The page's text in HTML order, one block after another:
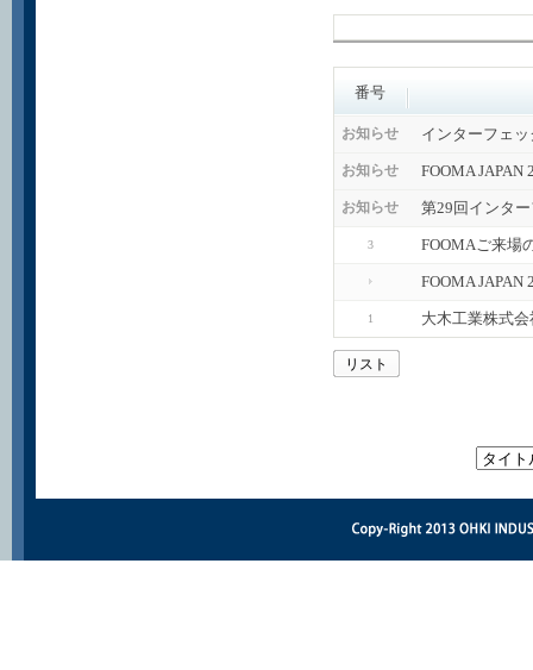
番号
お知らせ インターフェ
お知らせ FOOMA JAPAN
お知らせ 第29回インタ
3 FOOMAご来場
FOOMA
1 大木工業株式
リスト